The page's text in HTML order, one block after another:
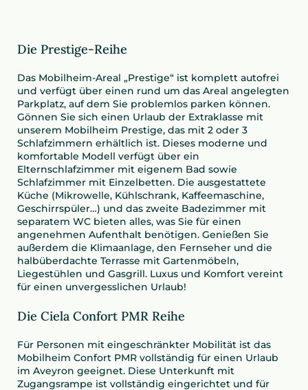
Die Prestige-Reihe
Das Mobilheim-Areal „Prestige“ ist komplett autofrei
und verfügt über einen rund um das Areal angelegten
Parkplatz, auf dem Sie problemlos parken können.
Gönnen Sie sich einen Urlaub der Extraklasse mit
unserem Mobilheim Prestige, das mit 2 oder 3
Schlafzimmern erhältlich ist. Dieses moderne und
komfortable Modell verfügt über ein
Elternschlafzimmer mit eigenem Bad sowie
Schlafzimmer mit Einzelbetten. Die ausgestattete
Küche (Mikrowelle, Kühlschrank, Kaffeemaschine,
Geschirrspüler…) und das zweite Badezimmer mit
separatem WC bieten alles, was Sie für einen
angenehmen Aufenthalt benötigen. Genießen Sie
außerdem die Klimaanlage, den Fernseher und die
halbüberdachte Terrasse mit Gartenmöbeln,
Liegestühlen und Gasgrill. Luxus und Komfort vereint
für einen unvergesslichen Urlaub!
Die Ciela Confort PMR Reihe
Für Personen mit eingeschränkter Mobilität ist das
Mobilheim Confort PMR vollständig für einen Urlaub
im Aveyron geeignet. Diese Unterkunft mit
Zugangsrampe ist vollständig eingerichtet und für